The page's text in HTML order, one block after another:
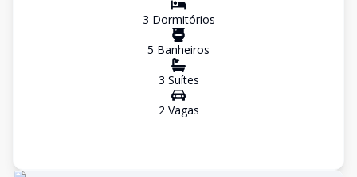
3 Dormitórios
5 Banheiros
3 Suítes
2Vagas